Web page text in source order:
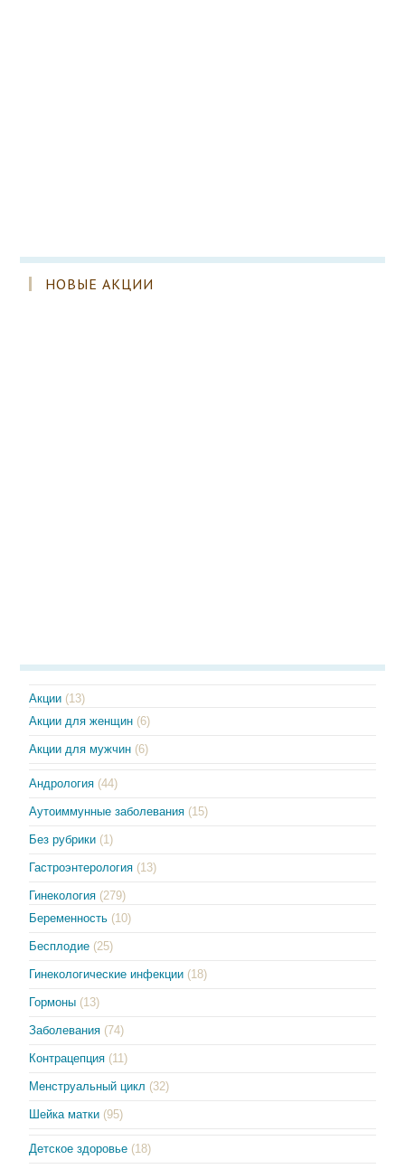
НОВЫЕ АКЦИИ
Акции (13)
Акции для женщин (6)
Акции для мужчин (6)
Андрология (44)
Аутоиммунные заболевания (15)
Без рубрики (1)
Гастроэнтерология (13)
Гинекология (279)
Беременность (10)
Бесплодие (25)
Гинекологические инфекции (18)
Гормоны (13)
Заболевания (74)
Контрацепция (11)
Менструальный цикл (32)
Шейка матки (95)
Детское здоровье (18)